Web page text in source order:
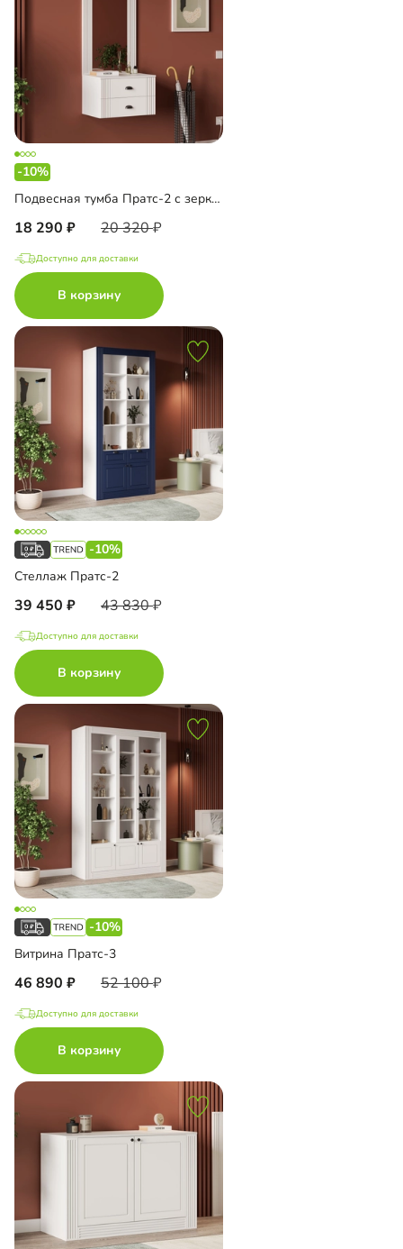
-10%
Подвесная тумба Пратс-2 с зеркалом
18 290 20 320
Доступно для доставки
В корзину
-10%
Стеллаж Пратс-2
39 450 43 830
Доступно для доставки
В корзину
-10%
Витрина Пратс-3
46 890 52 100
Доступно для доставки
В корзину